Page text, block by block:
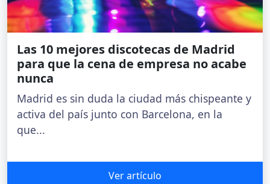
Las 10 mejores discotecas de Madrid
para que la cena de empresa no acabe
nunca
Madrid es sin duda la ciudad más chispeante y
activa del país junto con Barcelona, en la
que...
Ver artículo